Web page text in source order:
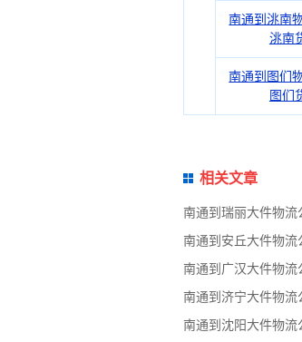
南通到洮南
洮南
南通到图们
图们
相关文章
南通到瑞丽大件物流
南通到安丘大件物流
南通到广汉大件物流
南通到济宁大件物流
南通到沈阳大件物流